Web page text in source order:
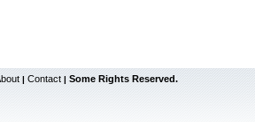
| Contact | Some Rights Reserved.